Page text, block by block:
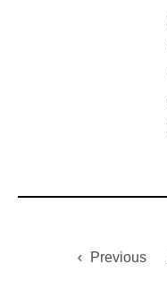
Previous